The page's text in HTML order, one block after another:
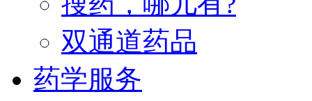
双通道药品
药学服务